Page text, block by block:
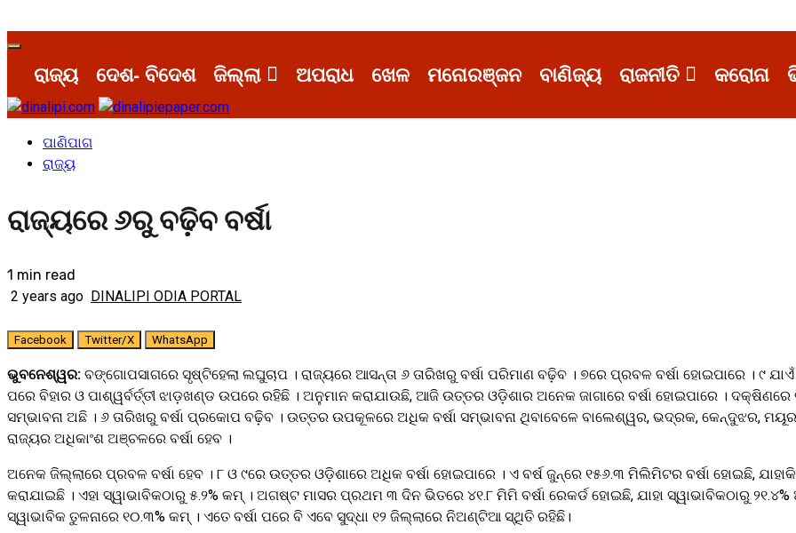
Primary
Menuରାଜ୍ୟ ଦେଶ- ବିଦେଶ ଜିଲ୍ଲା ଅପରାଧ ଖେଳ ମନୋରଞ୍ଜନ ବାଣିଜ୍ୟ ରାଜନୀତି କରୋନା
ପାଣିପାଗ
ରାଜ୍ୟ
ରାଜ୍ୟରେ ୬ରୁ ବଢ଼ିବ ବର୍ଷା
1 min read
2 years ago DINALIPI ODIA PORTAL
Facebook Twitter/X WhatsApp
ଭୁବନେଶ୍ୱର: ବଙ୍ଗୋପସାଗରେ ସୃଷ୍ଟିହେଲା ଲଘୁଚାପ । ରାଜ୍ୟରେ ଆସନ୍ତା ୬ ତାରିଖରୁ ବର୍ଷା ପରିମାଣ ବଢ଼ିବ । ୭ରେ ପ୍ରବଳ ବର୍ଷା ହୋଇପାରେ । ୯
ପରେ ବିହାର ଓ ପାଶ୍ୱର୍ବର୍ତ୍ତୀ ଝାଡ଼ଖଣ୍ଡ ଉପରେ ରହିଛି । ଅନୁମାନ କରାଯାଉଛି, ଆଜି ଉତ୍ତର ଓଡ଼ିଶାର ଅନେକ ଜାଗାରେ ବର୍ଷା ହୋଇପାରେ । ଦକ୍ଷିଣରେ
ସମ୍ଭାବନା ଅଛି । ୬ ତାରିଖରୁ ବର୍ଷା ପ୍ରକୋପ ବଢ଼ିବ । ଉତ୍ତର ଉପକୂଳରେ ଅଧିକ ବର୍ଷା ସମ୍ଭାବନା ଥିବାବେଳେ ବାଲେଶ୍ୱର, ଭଦ୍ରକ, କେନ୍ଦୁଝର,
ରାଜ୍ୟର ଅଧିକାଂଶ ଅଞ୍ଚଳରେ ବର୍ଷା ହେବ ।
ଅନେକ ଜିଲ୍ଲାରେ ପ୍ରବଳ ବର୍ଷା ହେବ । ୮ ଓ ୯ରେ ଉତ୍ତର ଓଡ଼ିଶାରେ ଅଧିକ ବର୍ଷା ହୋଇପାରେ । ଏ ବର୍ଷ ଜୁନ୍ରେ ୧୫୬.୩ ମିଲିମିଟର ବର୍ଷା ହୋଇଛି,
କରାଯାଇଛି । ଏହା ସ୍ୱାଭାବିକଠାରୁ ୫.୨% କମ୍ । ଅଗଷ୍ଟ ମାସର ପ୍ରଥମ ୩ ଦିନ ଭିତରେ ୪୧.୮ ମିମି ବର୍ଷା ରେକର୍ଡ ହୋଇଛି, ଯାହା ସ୍ୱାଭାବିକଠାରୁ
ସ୍ୱାଭାବିକ ତୁଳନାରେ ୧୦.୩% କମ୍ । ଏତେ ବର୍ଷା ପରେ ବି ଏବେ ସୁଦ୍ଧା ୧୨ ଜିଲ୍ଲାରେ ନିଅଣ୍ଟିଆ ସ୍ଥିତି ରହିଛି।